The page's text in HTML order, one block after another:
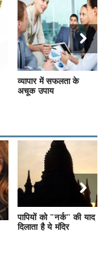
व्यापार में सफलता के
अचूक उपाय
पापियों को "नर्क" की याद
दिलाता है ये मंदिर